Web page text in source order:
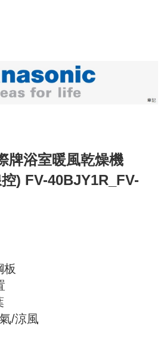
牌浴室暖風乾燥機
) FV-40BJY1R_FV-
板
/涼風